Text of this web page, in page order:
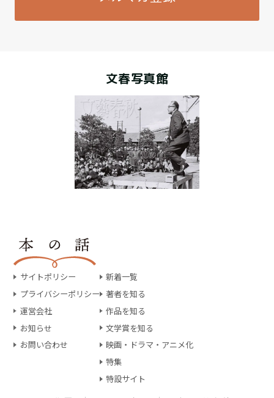
文春写真館
サイトポリシー
プライバシーポリシー
運営会社
お知らせ
お問い合わせ
新着一覧
著者を知る
作品を知る
文学賞を知る
映画・ドラマ・アニメ化
特集
特設サイト